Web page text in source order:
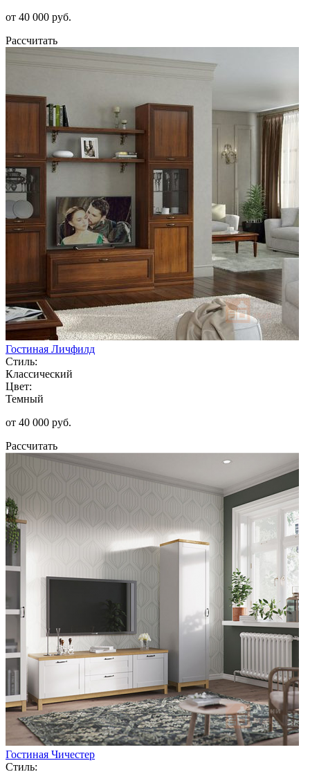
от 40 000 руб.
Рассчитать
Гостиная Личфилд
Стиль:
Классический
Цвет:
Темный
от 40 000 руб.
Рассчитать
Гостиная Чичестер
Стиль: